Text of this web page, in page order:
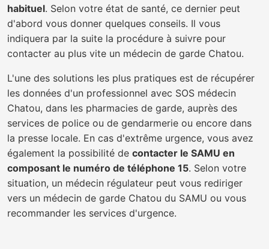
habituel. Selon votre état de santé, ce dernier peut
d'abord vous donner quelques conseils. Il vous
indiquera par la suite la procédure à suivre pour
contacter au plus vite un médecin de garde Chatou.
L'une des solutions les plus pratiques est de récupérer
les données d'un professionnel avec SOS médecin
Chatou, dans les pharmacies de garde, auprès des
services de police ou de gendarmerie ou encore dans
la presse locale. En cas d'extrême urgence, vous avez
également la possibilité de contacter le SAMU en
composant le numéro de téléphone 15. Selon votre
situation, un médecin régulateur peut vous rediriger
vers un médecin de garde Chatou du SAMU ou vous
recommander les services d'urgence.